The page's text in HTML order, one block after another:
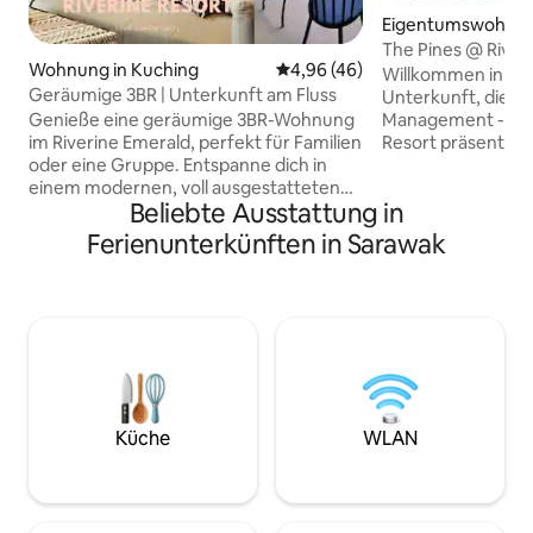
Wohnung in Kuching Durchschnittliche Bewertung:
4,96 (46)
Geräumige 3BR | Unterkunft am Fluss
Genieße eine geräumige 3BR-Wohnung
im Riverine Emerald, perfekt für Familien
oder eine Gruppe. Entspanne dich in
einem modernen, voll ausgestatteten
Raum mit atemberaubendem Blick auf
den Fluss. Zentral gelegen, bist du nur
wenige Minuten von der Kuching
Unterkunft bietet kostenfreies WLAN,
einen gemütlichen Wohnbereich und
eine voll ausgestattete Küche. Ob für
Arbeit oder Freizeit, dieser komfortable
ng
The Pines @
Willkommen in
Unterkunft, die
Management -
Resort präsentiert wird.
Sarawak River
Unsere
Stadtzentrum
erfrischenden
hoffen wir, dass
sehr liebst wie
während du es
Beliebte Ausstattung in
Ferienunterkünften in Sarawak
Küche WLAN